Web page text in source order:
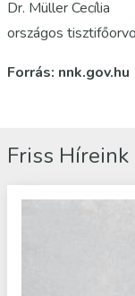
Dr. Müller Cecília
országos
Forrás: nnk.gov.hu
Friss Híreink